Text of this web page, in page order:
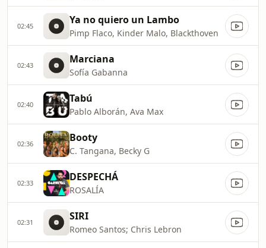
02:45 Ya no quiero un Lambo
Pimp Flaco, Kinder Malo, Blackthoven
02:43 Marciana
Sofía Gabanna
02:40 Tabú
Pablo Alborán, Ava Max
02:36 Booty
C. Tangana, Becky G
02:33 DESPECHÁ
ROSALÍA
02:31 SIRI
Romeo Santos; Chris Lebron